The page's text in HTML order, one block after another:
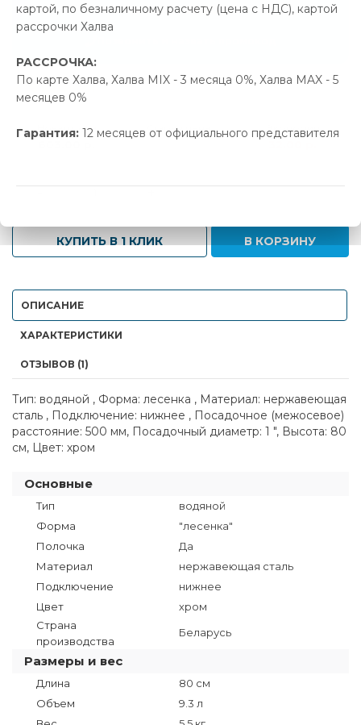
картой, по безналичному расчету (цена с НДС), картой
рассрочки Халва
РАССРОЧКА:
По карте Халва, Халва MIX - 3 месяца 0%, Халва MAX - 5
месяцев 0%
Гарантия: 12 месяцев от официального представителя
Экономия32.00 р.
В наличии
Новая цена Старая цена
КУПИТЬ В 1 КЛИК В КОРЗИНУ
ОПИСАНИЕ
ХАРАКТЕРИСТИКИ
ОТЗЫВОВ (1)
Тип: водяной , Форма: лесенка , Материал: нержавеющая
сталь , Подключение: нижнее , Посадочное (межосевое)
расстояние: 500 мм, Посадочный диаметр: 1 ", Высота: 80
см, Цвет: хром
Основные
Тип
водяной
Форма
"лесенка"
Полочка
Да
Материал
нержавеющая сталь
Подключение
нижнее
Цвет
хром
Страна
производства
Беларусь
Размеры и вес
Длина
80 см
Объем
9.3 л